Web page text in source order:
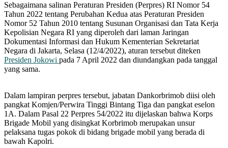
Sebagaimana salinan Peraturan Presiden (Perpres) RI Nomor 54
Tahun 2022 tentang Perubahan Kedua atas Peraturan Presiden
Nomor 52 Tahun 2010 tentang Susunan Organisasi dan Tata Kerja
Kepolisian Negara RI yang diperoleh dari laman Jaringan
Dokumentasi Informasi dan Hukum Kementerian Sekretariat
Negara di Jakarta, Selasa (12/4/2022), aturan tersebut diteken
Presiden Jokowi pada 7 April 2022 dan diundangkan pada tanggal
yang sama.
Dalam lampiran perpres tersebut, jabatan Dankorbrimob diisi oleh
pangkat Komjen/Perwira Tinggi Bintang Tiga dan pangkat eselon
1A. Dalam Pasal 22 Perpres 54/2022 itu dijelaskan bahwa Korps
Brigade Mobil yang disingkat Korbrimob merupakan unsur
pelaksana tugas pokok di bidang brigade mobil yang berada di
bawah Kapolri.